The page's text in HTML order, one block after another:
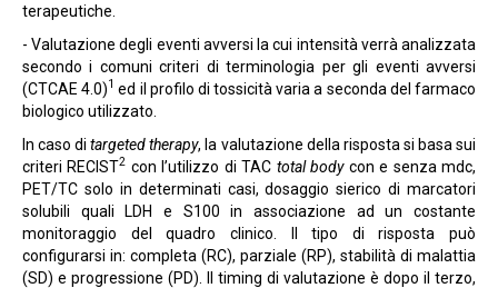
terapeutiche.
- Valutazione degli eventi avversi la cui intensità verrà analizzata
secondo i comuni criteri di terminologia per gli eventi avversi
(CTCAE 4.0)1 ed il profilo di tossicità varia a seconda del farmaco
biologico utilizzato.
In caso ditargeted therapy, la valutazione della risposta si basa sui
criteri RECIST2 con l’utilizzo di TAC total bodycon e senza mdc,
PET/TC solo in determinati casi, dosaggio sierico di marcatori
solubili quali LDH e S100 in associazione ad un costante
monitoraggio del quadro clinico. Il tipo di risposta può
configurarsi in: completa (RC), parziale (RP), stabilità di malattia
(SD) e progressione (PD). Il timing di valutazione è dopo il terzo,